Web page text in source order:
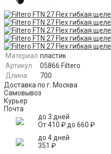
Материал пластик
Артикул
05866 Filtero
Длина
700
Доставка по г. Москва
Самовывоз
Курьер
Почта
до 3 дней
От410 ₽до 660 ₽
до 4 дней
351 ₽